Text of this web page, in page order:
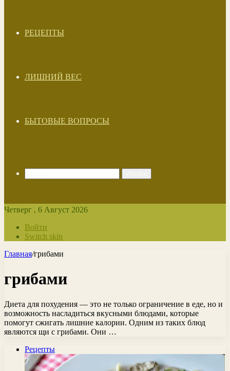
РЕЦЕПТЫ
ЛИШНИЙ ВЕС
БЫТОВЫЕ ВОПРОСЫ
Четверг , 6 Август 2026
Войти
Switch skin
Главная/грибами
грибами
Диета для похудения — это не только ограничение в еде, но и
возможность насладиться вкусными блюдами, которые
помогут сжигать лишние калории. Одним из таких блюд
являются щи с грибами. Они …
Рецепты